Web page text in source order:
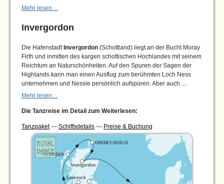
Mehr lesen…
Invergordon
Die Hafenstadt Invergordon (Schottland) liegt an der Bucht Moray
Firth und inmitten des kargen schottischen Hochlandes mit seinem
Reichtum an Naturschönheiten. Auf den Spuren der Sagen der
Highlands kann man einen Ausflug zum berühmten Loch Ness
unternehmen und Nessie persönlich aufspüren. Aber auch ...
Mehr lesen…
Die Tanzreise im Detail zum Weiterlesen:
Tanzpaket— Schiffsdetails — Preise & Buchung